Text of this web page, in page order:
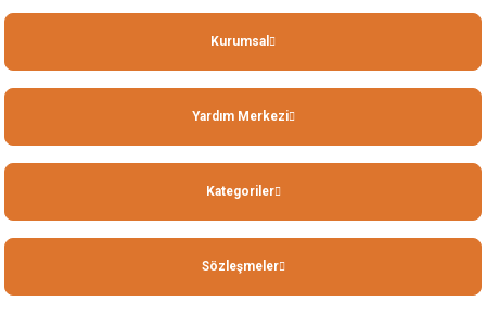
Kurumsal
Yardım Merkezi
Kategoriler
Sözleşmeler